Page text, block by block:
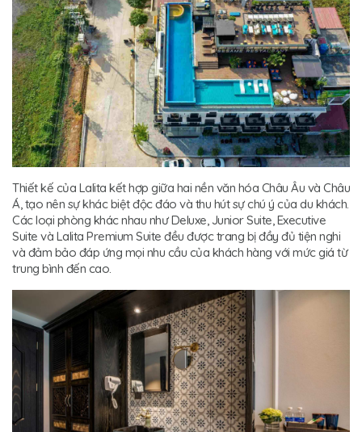
Thiết kế của Lalita kết hợp giữa hai nền văn hóa Châu Âu và Châu
Á, tạo nên sự khác biệt độc đáo và thu hút sự chú ý của du khách.
Các loại phòng khác nhau như Deluxe, Junior Suite, Executive
Suite và Lalita Premium Suite đều được trang bị đầy đủ tiện nghi
và đảm bảo đáp ứng mọi nhu cầu của khách hàng với mức giá từ
trung bình đến cao.